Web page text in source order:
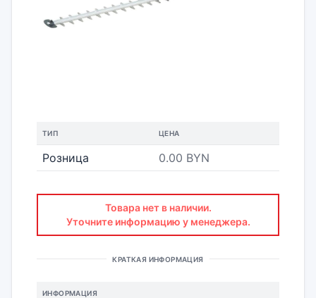
ТИП ЦЕНА
Розница 0.00 BYN
Товара нет в наличии.
Уточните информацию у менеджера.
КРАТКАЯ ИНФОРМАЦИЯ
ИНФОРМАЦИЯ